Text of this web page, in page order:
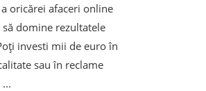
oricărei afaceri online
să domine rezultatele
investi mii de euro în
sau în reclame